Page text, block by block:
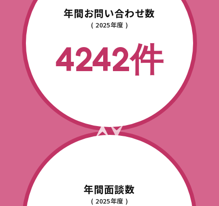
年間お問い合わせ数
( 2025年度 )
4242件
年間面談数
( 2025年度 )